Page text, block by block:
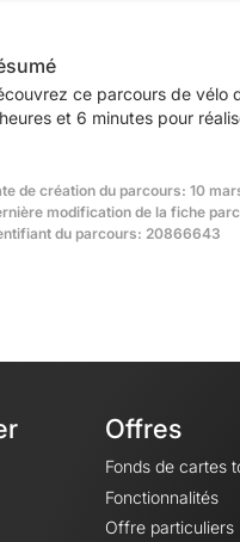
ce parcours de vélo
et 6 minutes pour
de création du parcours: 10
modification de la fiche
du parcours: 20866643
Offres
Fonds de cartes
Fonctionnalités
Offre particuliers